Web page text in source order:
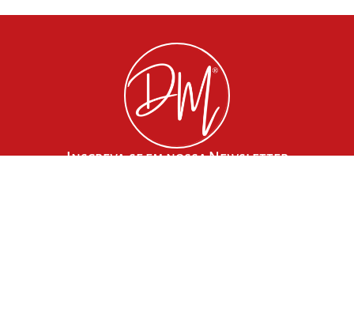
Inscreva-se em nossa Newsletter